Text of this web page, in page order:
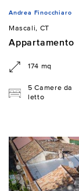
Andrea Finocchiaro
Mascali, CT
Appartamento
174 mq
5 Camere da
letto